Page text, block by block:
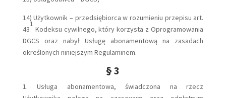
14) Użytkownik – przedsiębiorca w rozumieniu przepisu art.
43
1
Kodeksu cywilnego, który korzysta z Oprogramowania
DGCS oraz nabył Usługę abonamentową na zasadach
określonych niniejszym Regulaminem.
§ 3
1. Usługa abonamentowa, świadczona na rzecz